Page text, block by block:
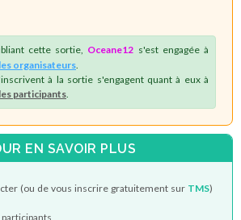
cette sortie, Oceane12 s'est engagée à
organisateurs
à la sortie s'engagent quant à eux à
participants
EN SAVOIR PLUS
(ou de vous inscrire gratuitement sur TMS)